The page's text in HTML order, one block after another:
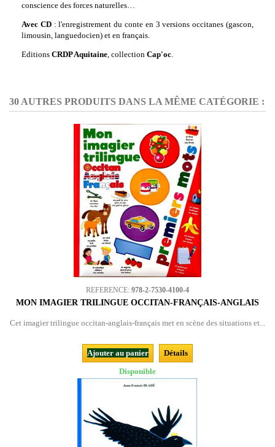
conscience des forces naturelles…
Avec CD: l'enregistrement du conte en 3 versions occitanes (gascon,
limousin, languedocien) et en français.
Editions CRDP Aquitaine, collection Cap'oc.
30 AUTRES PRODUITS DANS LA MÊME CATÉGORIE :
REFERENCE: 978-2-7530-4100-4
MON IMAGIER TRILINGUE OCCITAN-FRANÇAIS-ANGLAIS
Cet imagier trilingue occitan-anglais-français met en scène des situations et...
Ajouter au panier
Détails
Disponible